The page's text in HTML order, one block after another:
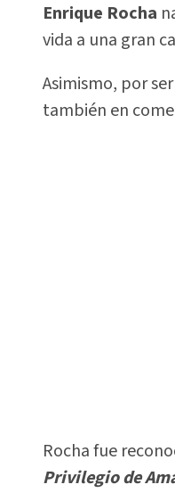
Enrique Rocha
vida a una gran
Asimismo, por
también en
Rocha fue
Privilegio de